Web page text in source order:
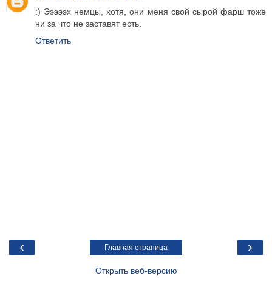
:) Эээээх немцы, хотя, они меня свой сырой фарш тоже
ни за что не заставят есть.
Ответить
‹ ›
Главная страница
Открыть веб-версию